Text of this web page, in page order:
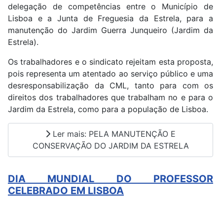
delegação de competências entre o Município de
Lisboa e a Junta de Freguesia da Estrela, para a
manutenção do Jardim Guerra Junqueiro (Jardim da
Estrela).
Os trabalhadores e o sindicato rejeitam esta proposta,
pois representa um atentado ao serviço público e uma
desresponsabilização da CML, tanto para com os
direitos dos trabalhadores que trabalham no e para o
Jardim da Estrela, como para a população de Lisboa.
Ler mais: PELA MANUTENÇÃO E
CONSERVAÇÃO DO JARDIM DA ESTRELA
DIA MUNDIAL DO PROFESSOR
CELEBRADO EM LISBOA